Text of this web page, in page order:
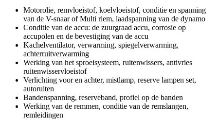
Motorolie, remvloeistof, koelvloeistof, conditie en spanning
van de V-snaar of Multi riem, laadspanning van de dynamo
Conditie van de accu: de zuurgraad accu, corrosie op
accupolen en de bevestiging van de accu
Kachelventilator, verwarming, spiegelverwarming,
achterruitverwarming
Werking van het sproeisysteem, ruitenwissers, antivries
ruitenwisservloeistof
Verlichting voor en achter, mistlamp, reserve lampen set,
autoruiten
Bandenspanning, reserveband, profiel op de banden
Werking van de remmen, conditie van de remslangen,
remleidingen